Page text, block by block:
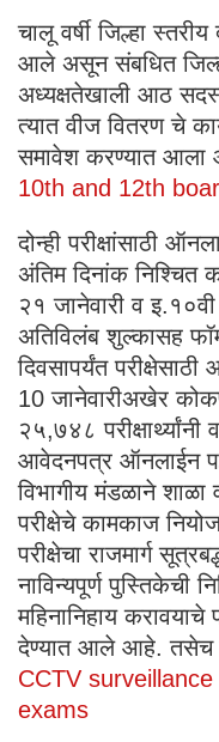
चालू वर्षी जिल्हा
आले असून संबधित
अध्यक्षतेखाली आठ
त्यात वीज वितरण चे
समावेश करण्यात आला
10th and 12th
दोन्ही परीक्षांसाठी
अंतिम दिनांक निश्चित
२१ जानेवारी व
अतिविलंब शुल्कासह
दिवसापर्यंत
10 जानेवारीअखेर
२५,७४८
आवेदनपत्र ऑनलाईन
विभागीय मंडळाने शाळा
परीक्षेचे कामकाज
परीक्षेचा राजमार्ग
नाविन्यपूर्ण पुस्तिकेची
महिनानिहाय
देण्यात आले आहे. तसेच
CCTV
exams